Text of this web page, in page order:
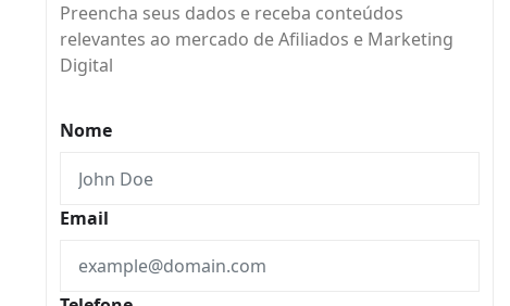
Preencha seus dados e receba conteúdos
relevantes ao mercado de Afiliados e Marketing
Digital
Nome
Email